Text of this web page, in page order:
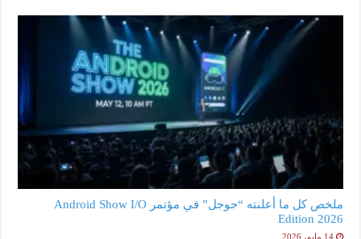
ملخص كل ما أعلنته “جوجل” في مؤتمر Android Show I/O
Edition 2026
14 مايو، 2026